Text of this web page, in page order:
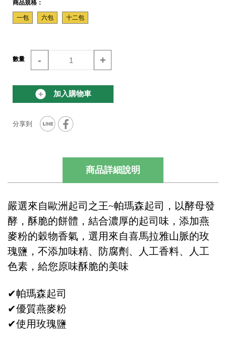
商品規格：
一包 六包 十二包
數量 - +
加入購物車
商品詳細說明
嚴選來自歐洲起司之王~帕瑪森起司，以酵母發
酵，酥脆的餅體，結合濃厚的起司味，添加燕
麥粉的穀物香氣，選用來自喜馬拉雅山脈的玫
瑰鹽，不添加味精、防腐劑、人工香料、人工
色素，給您原味酥脆的美味
✔帕瑪森起司
✔優質燕麥粉
✔使用玫瑰鹽